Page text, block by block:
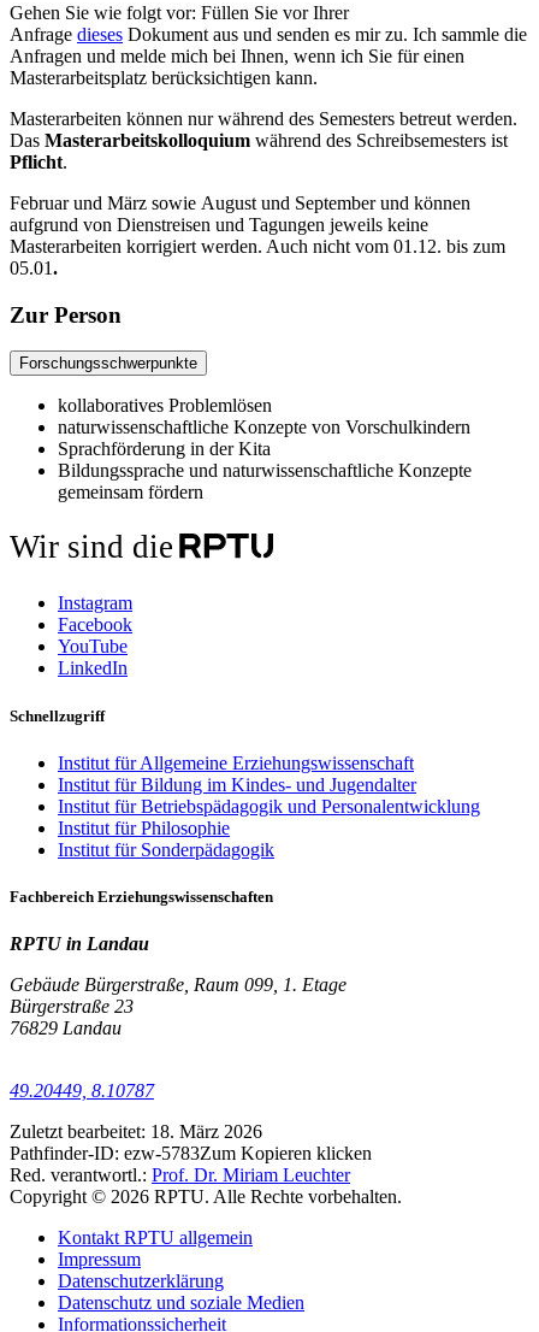
Gehen Sie wie folgt vor: Füllen Sie vor Ihrer
Anfrage dieses Dokument aus und senden es mir zu. Ich sammle die
Anfragen und melde mich bei Ihnen, wenn ich Sie für einen
Masterarbeitsplatz berücksichtigen kann.
Masterarbeiten können nur während des Semesters betreut werden.
Das Masterarbeitskolloquium während des Schreibsemesters ist
Pflicht.
Februar und März sowie August und September und können
aufgrund von Dienstreisen und Tagungen jeweils keine
Masterarbeiten korrigiert werden. Auch nicht vom 01.12. bis zum
05.01.
Zur Person
Forschungsschwerpunkte
kollaboratives Problemlösen
naturwissenschaftliche Konzepte von Vorschulkindern
Sprachförderung in der Kita
Bildungssprache und naturwissenschaftliche Konzepte
gemeinsam fördern
Wir sind die
Instagram
Facebook
YouTube
LinkedIn
Schnellzugriff
Institut für Allgemeine Erziehungswissenschaft
Institut für Bildung im Kindes- und Jugendalter
Institut für Betriebspädagogik und Personalentwicklung
Institut für Philosophie
Institut für Sonderpädagogik
Fachbereich Erziehungswissenschaften
RPTU in Landau
Gebäude Bürgerstraße, Raum 099, 1. Etage
Bürgerstraße 23
76829 Landau
49.20449, 8.10787
Zuletzt bearbeitet: 18. März 2026
Pathfinder-ID: ezw-5783Zum Kopieren klicken
Red. verantwortl.: Prof. Dr. Miriam Leuchter
Copyright © 2026 RPTU. Alle Rechte vorbehalten.
Kontakt RPTU allgemein
Impressum
Datenschutzerklärung
Datenschutz und soziale Medien
Informationssicherheit